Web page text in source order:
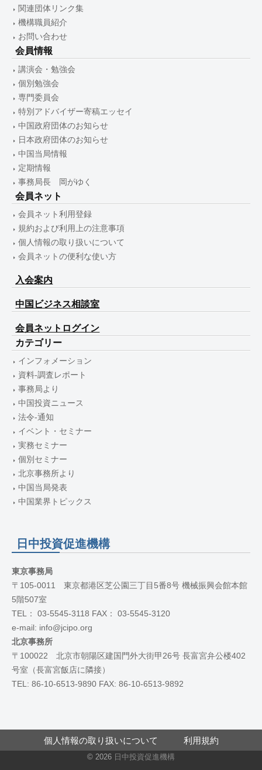
関連団体リンク集
機構職員紹介
お問い合わせ
会員情報
講演会・勉強会
個別勉強会
専門委員会
特別アドバイザー寄稿エッセイ
中国政府団体のお知らせ
日本政府団体のお知らせ
中国当局情報
定期情報
事務局長 岡がゆく
会員ネット
会員ネット利用登録
規約および利用上の注意事項
個人情報の取り扱いについて
会員ネットの便利な使い方
入会案内
中国ビジネス相談室
会員ネットログイン
カテゴリー
インフォメーション
資料-調査レポート
事務局より
中国投資ニュース
法令-通知
イベント・セミナー
実務セミナー
個別セミナー
北京事務所より
中国当局発表
中国業界トピックス
日中投資促進機構
東京事務局
〒105-0011 東京都港区芝公園三丁目5番8号 機械振興会館本館
5階507室
TEL： 03-5545-3118 FAX： 03-5545-3120
e-mail: info@jcipo.org
北京事務所
〒100022 北京市朝陽区建国門外大街甲26号 長富宮弁公楼402
号室（長富宮飯店に隣接）
TEL: 86-10-6513-9890 FAX: 86-10-6513-9892
個人情報の取り扱いについて 利用規約
© 2026 日中投資促進機構